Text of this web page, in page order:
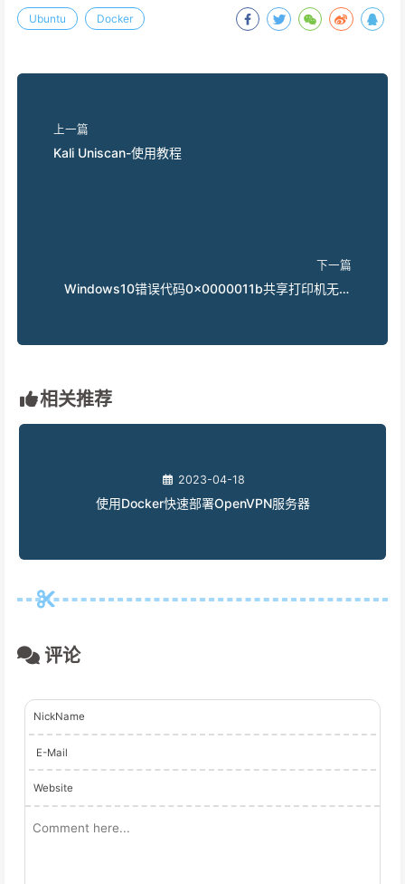
Ubuntu Docker
上一篇
Kali Uniscan-使用教程
下一篇
Windows10错误代码0x0000011b共享打印机无法
相关推荐
2023-04-18
使用Docker快速部署OpenVPN服务器
评论
NickName
E-Mail
Website